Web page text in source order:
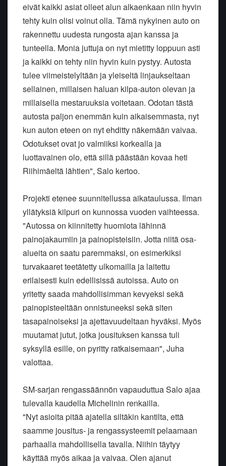
eivät kaikki asiat olleet alun alkaenkaan niin hyvin
tehty kuin olisi voinut olla. Tämä nykyinen auto on
rakennettu uudesta rungosta ajan kanssa ja
tunteella. Monia juttuja on nyt mietitty loppuun asti
ja kaikki on tehty niin hyvin kuin pystyy. Autosta
tulee viimeistelyltään ja yleiseltä linjaukseltaan
sellainen, millaisen haluan kilpa-auton olevan ja
millaisella mestaruuksia voitetaan. Odotan tästä
autosta paljon enemmän kuin aikaisemmasta, nyt
kun auton eteen on nyt ehditty näkemään vaivaa.
Odotukset ovat jo valmiiksi korkealla ja
luottavainen olo, että sillä päästään kovaa heti
Riihimäeltä lähtien", Salo kertoo.
Projekti etenee suunnitellussa aikataulussa. Ilman
yllätyksiä kilpuri on kunnossa vuoden vaihteessa.
"Autossa on kiinnitetty huomiota lähinnä
painojakaumiin ja painopisteisiin. Jotta niitä osa-
alueita on saatu paremmaksi, on esimerkiksi
turvakaaret teetätetty ulkomailla ja laitettu
erilaisesti kuin edellisissä autoissa. Auto on
yritetty saada mahdollisimman kevyeksi sekä
painopisteeltään onnistuneeksi sekä siten
tasapainoiseksi ja ajettavuudeltaan hyväksi. Myös
muutamat jutut, jotka jousituksen kanssa tuli
syksyllä esille, on pyritty ratkaisemaan", Juha
valottaa.
SM-sarjan rengassäännön vapauduttua Salo ajaa
tulevalla kaudella Michelinin renkailla.
"Nyt asioita pitää ajatella siltäkin kantilta, että
saamme jousitus- ja rengassysteemit pelaamaan
parhaalla mahdollisella tavalla. Niihin täytyy
käyttää myös aikaa ja vaivaa. Olen ajanut